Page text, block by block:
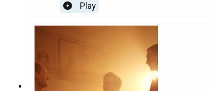
Play